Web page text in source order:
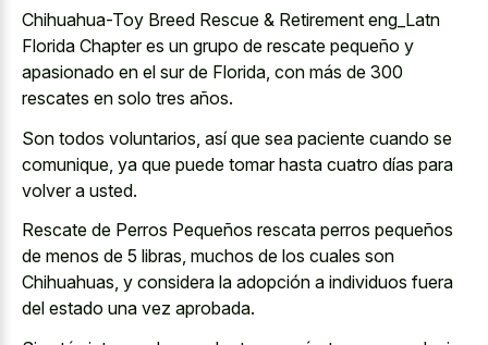
Chihuahua-Toy Breed Rescue & Retirement eng_Latn
Florida Chapter es un grupo de rescate pequeño y
apasionado en el sur de Florida, con más de 300
rescates en solo tres años.
Son todos voluntarios, así que sea paciente cuando se
comunique, ya que puede tomar hasta cuatro días para
volver a usted.
Rescate de Perros Pequeños rescata perros pequeños
de menos de 5 libras, muchos de los cuales son
Chihuahuas, y considera la adopción a individuos fuera
del estado una vez aprobada.